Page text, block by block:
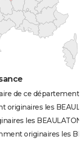
de ce département
originaires les
les BEAULATON
originaires les